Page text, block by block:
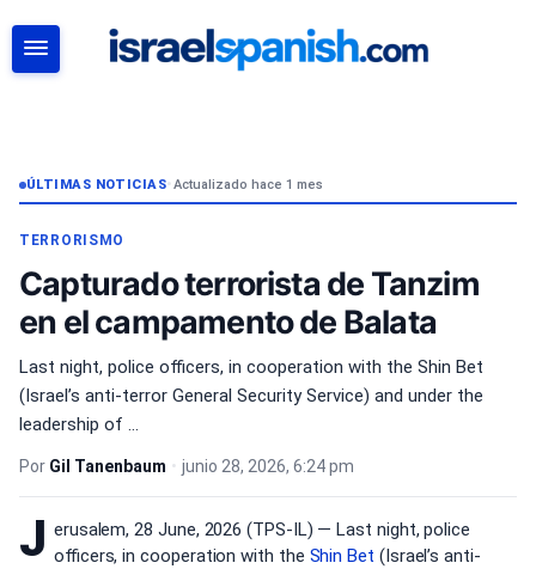
ÚLTIMAS NOTICIAS• Actualizado hace 1 mes
TERRORISMO
Capturado terrorista de Tanzim
en el campamento de Balata
Last night, police officers, in cooperation with the Shin Bet
(Israel’s anti-terror General Security Service) and under the
leadership of …
Por Gil Tanenbaum • junio 28, 2026, 6:24 pm
J erusalem, 28 June, 2026 (TPS-IL) — Last night, police
officers, in cooperation with the Shin Bet (Israel’s anti-